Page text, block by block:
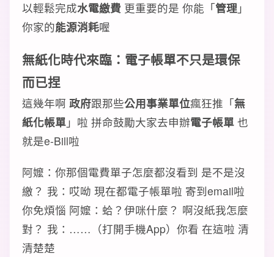
以輕鬆完成水電繳費 更重要的是 你能「管理」
你家的能源消耗喔
無紙化時代來臨：電子帳單不只是環保
而已捏
這幾年啊 政府跟那些公用事業單位瘋狂推「無
紙化帳單」啦 拼命鼓勵大家去申辦電子帳單 也
就是e-Bill啦
阿嬤：你那個電費單子怎麼都沒看到 是不是沒
繳？ 我：哎呦 現在都電子帳單啦 寄到email啦
你免煩惱 阿嬤：蛤？伊咪什麼？ 啊沒紙我怎麼
對？ 我：……（打開手機App）你看 在這啦 清
清楚楚